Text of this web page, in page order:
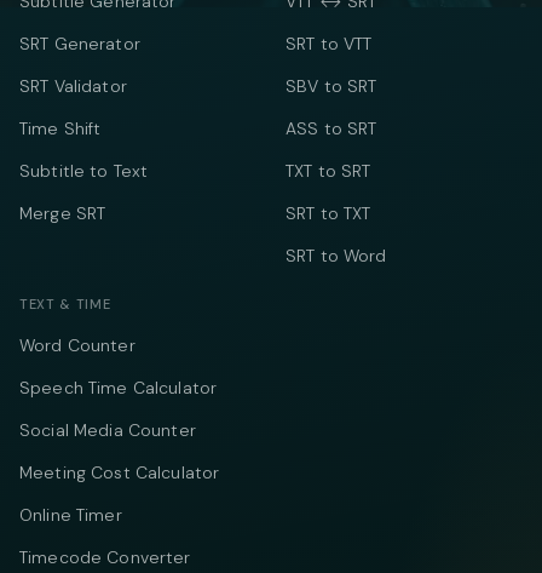
SRT Generator
SRT Validator
Time Shift
Subtitle to Text
Merge SRT
SRT to VTT
SBV to SRT
ASS to SRT
TXT to SRT
SRT to TXT
SRT to Word
TEXT & TIME
Word Counter
Speech Time Calculator
Social Media Counter
Meeting Cost Calculator
Online Timer
Timecode Converter